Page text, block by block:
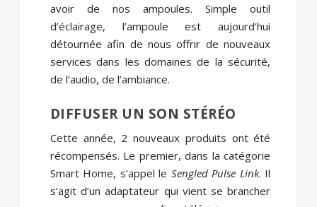
avoir de nos ampoules. Simple outil
d’éclairage, l’ampoule est aujourd’hui
détournée afin de nous offrir de nouveaux
services dans les domaines de la sécurité,
de l’audio, de l’ambiance.
DIFFUSER UN SON STÉRÉO
Cette année, 2 nouveaux produits ont été
récompensés. Le premier, dans la catégorie
Smart Home, s’appel le Sengled Pulse Link. Il
s’agit d’un adaptateur qui vient se brancher